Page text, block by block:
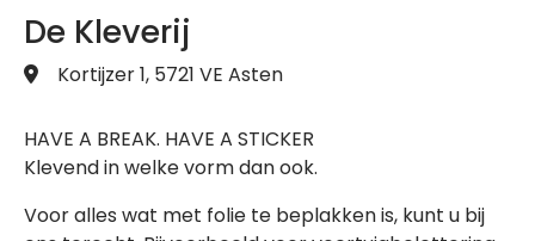
De Kleverij
Kortijzer 1, 5721 VE Asten
HAVE A BREAK. HAVE A STICKER
Klevend in welke vorm dan ook.
Voor alles wat met folie te beplakken is, kunt u bij